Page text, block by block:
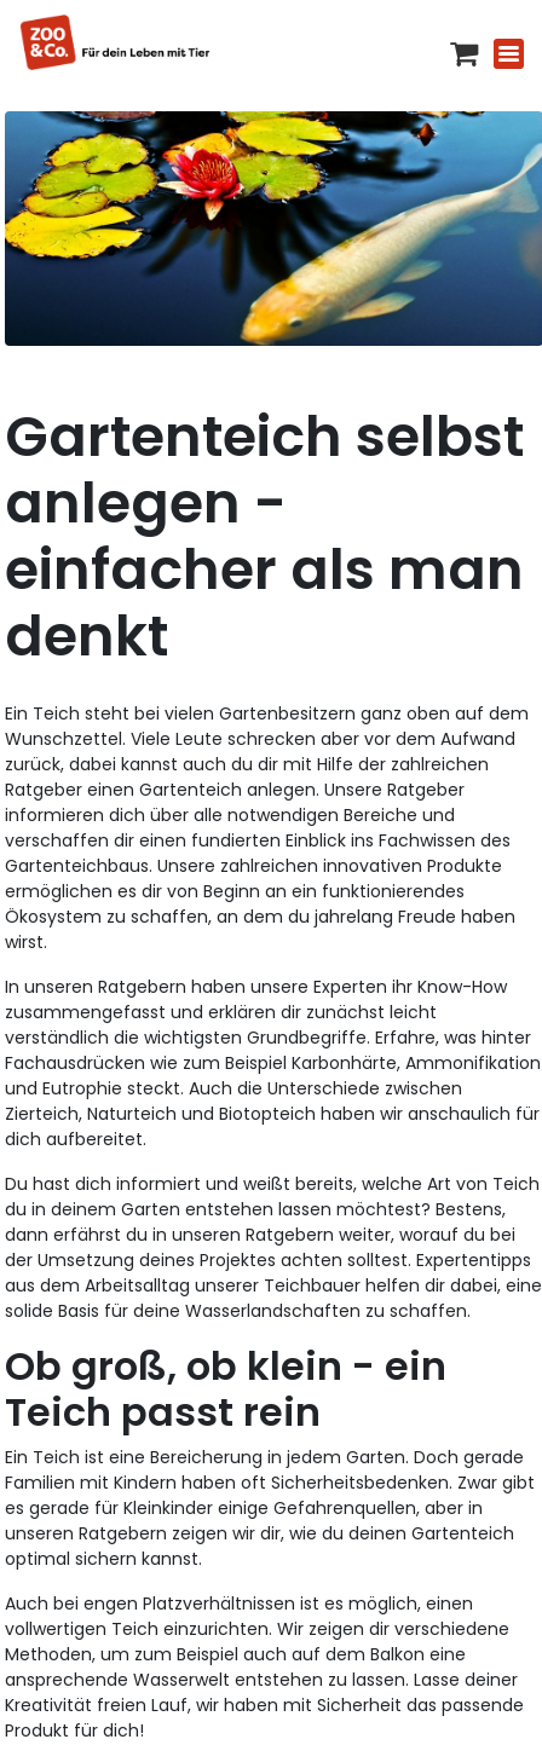
Gartenteich selbst
anlegen -
einfacher als man
denkt
Ein Teich steht bei vielen Gartenbesitzern ganz oben auf dem
Wunschzettel. Viele Leute schrecken aber vor dem Aufwand
zurück, dabei kannst auch du dir mit Hilfe der zahlreichen
Ratgeber einen Gartenteich anlegen. Unsere Ratgeber
informieren dich über alle notwendigen Bereiche und
verschaffen dir einen fundierten Einblick ins Fachwissen des
Gartenteichbaus. Unsere zahlreichen innovativen Produkte
ermöglichen es dir von Beginn an ein funktionierendes
Ökosystem zu schaffen, an dem du jahrelang Freude haben
wirst.
In unseren Ratgebern haben unsere Experten ihr Know-How
zusammengefasst und erklären dir zunächst leicht
verständlich die wichtigsten Grundbegriffe. Erfahre, was hinter
Fachausdrücken wie zum Beispiel Karbonhärte, Ammonifikation
und Eutrophie steckt. Auch die Unterschiede zwischen
Zierteich, Naturteich und Biotopteich haben wir anschaulich für
dich aufbereitet.
Du hast dich informiert und weißt bereits, welche Art von Teich
du in deinem Garten entstehen lassen möchtest? Bestens,
dann erfährst du in unseren Ratgebern weiter, worauf du bei
der Umsetzung deines Projektes achten solltest. Expertentipps
aus dem Arbeitsalltag unserer Teichbauer helfen dir dabei, eine
solide Basis für deine Wasserlandschaften zu schaffen.
Ob groß, ob klein - ein
Teich passt rein
Ein Teich ist eine Bereicherung in jedem Garten. Doch gerade
Familien mit Kindern haben oft Sicherheitsbedenken. Zwar gibt
es gerade für Kleinkinder einige Gefahrenquellen, aber in
unseren Ratgebern zeigen wir dir, wie du deinen Gartenteich
optimal sichern kannst.
Auch bei engen Platzverhältnissen ist es möglich, einen
vollwertigen Teich einzurichten. Wir zeigen dir verschiedene
Methoden, um zum Beispiel auch auf dem Balkon eine
ansprechende Wasserwelt entstehen zu lassen. Lasse deiner
Kreativität freien Lauf, wir haben mit Sicherheit das passende
Produkt für dich!